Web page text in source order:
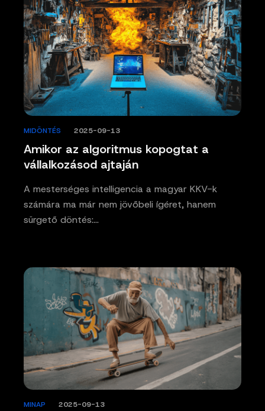
Amikor az algoritmus kopogtat a
vállalkozásod ajtaján
MIDÖNTÉS 2025-09-13
A mesterséges intelligencia a magyar KKV-k
számára ma már nem jövőbeli ígéret, hanem
sürgető döntés:…
MINAP 2025-09-13